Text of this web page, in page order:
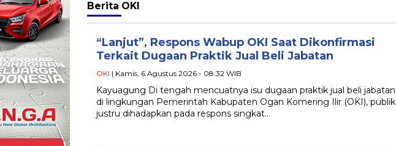
Berita OKI
“Lanjut”, Respons Wabup OKI Saat Dikonfirmasi
Terkait Dugaan Praktik Jual Beli Jabatan
OKI | Kamis, 6 Agustus 2026 - 08:32 WIB
Kayuagung Di tengah mencuatnya isu dugaan praktik jual beli jabatan
di lingkungan Pemerintah Kabupaten Ogan Komering Ilir (OKI), publik
justru dihadapkan pada respons singkat…